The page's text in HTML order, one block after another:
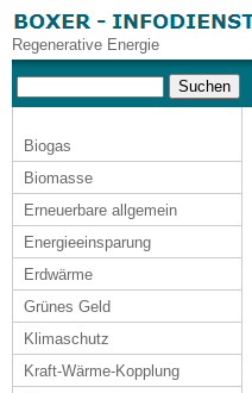
Regenerative Energie
Biogas
Biomasse
Erneuerbare allgemein
Energieeinsparung
Erdwärme
Grünes Geld
Klimaschutz
Kraft-Wärme-Kopplung